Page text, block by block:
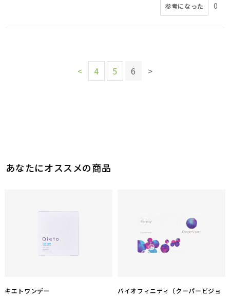
参考になった 0
< 4 5 6 >
あなたにオススメの商品
キエトワンデー
バイオフィニティ（クーパービジョ